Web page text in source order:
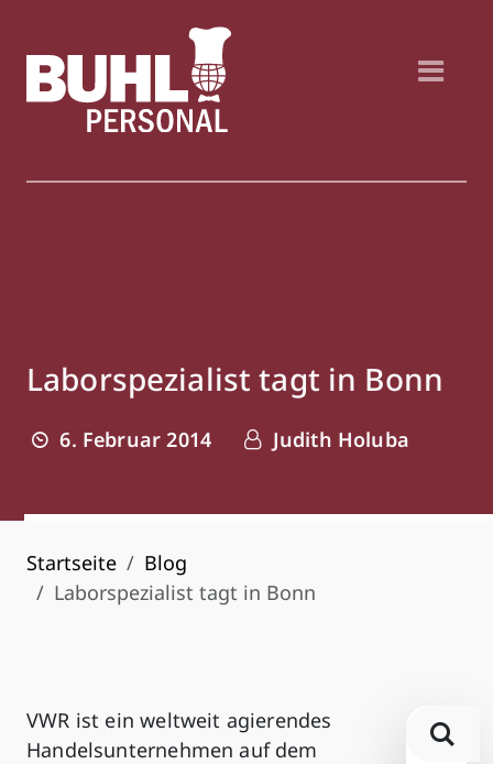
Laborspezialist tagt in Bonn
6. Februar 2014 Judith Holuba
Startseite
Blog
Laborspezialist tagt in Bonn
VWR ist ein weltweit agierendes
Handelsunternehmen auf dem